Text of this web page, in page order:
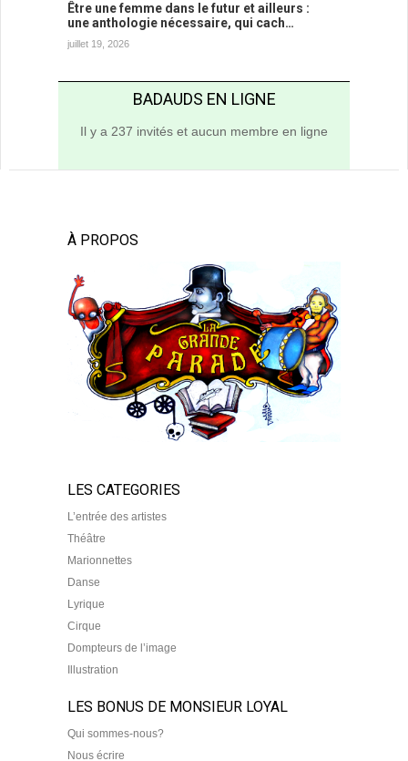
Être une femme dans le futur et ailleurs :
une anthologie nécessaire, qui cach…
juillet 19, 2026
BADAUDS EN LIGNE
Il y a 237 invités et aucun membre en ligne
À PROPOS
LES CATEGORIES
L’entrée des artistes
Théâtre
Marionnettes
Danse
Lyrique
Cirque
Dompteurs de l’image
Illustration
LES BONUS DE MONSIEUR LOYAL
Qui sommes-nous?
Nous écrire